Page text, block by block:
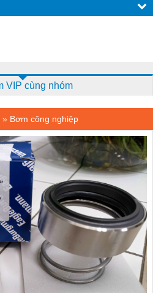
VIP cùng nhóm
» Bơm công nghiệp